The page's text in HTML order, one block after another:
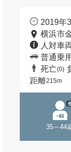
2019年
横浜市
人対車
普通乗
死亡(0)
距離215m
35～44